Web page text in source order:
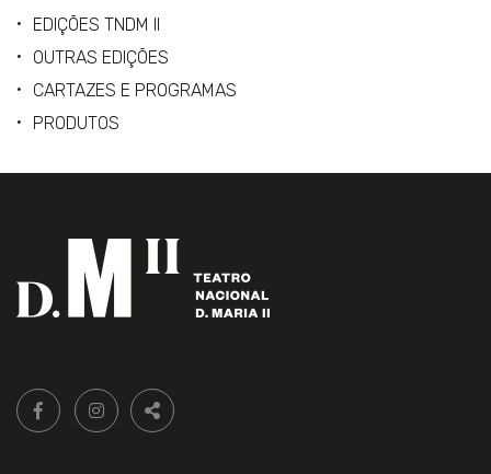
EDIÇÕES TNDM II
OUTRAS EDIÇÕES
CARTAZES E PROGRAMAS
PRODUTOS
Siga-
nos:
FACEBOOK LIVRARIA DO TEATRO ONLINE.
INSTAGRAM LIVRARIA DO TEATRO ONLINE.
PARTILHAR